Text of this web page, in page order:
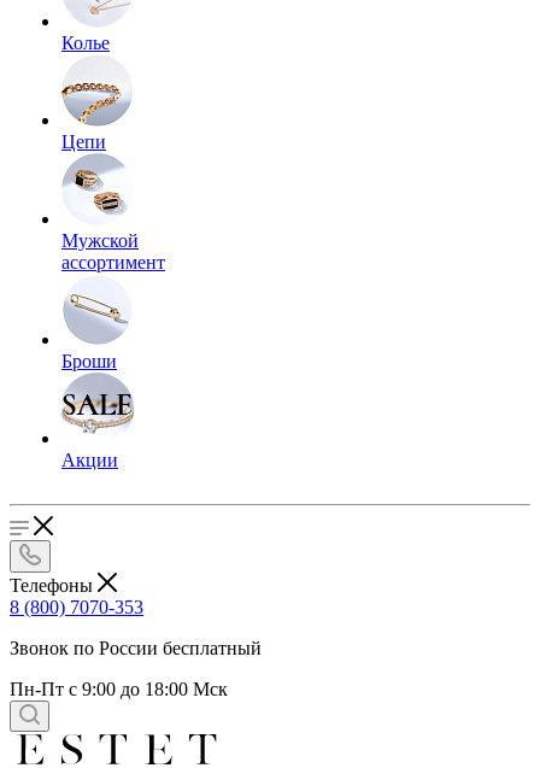
Колье
Цепи
Мужской
ассортимент
Броши
Акции
Телефоны
8 (800) 7070-353
Звонок по России бесплатный
Пн-Пт с 9:00 до 18:00 Мск